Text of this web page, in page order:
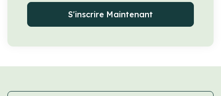
S'inscrire Maintenant